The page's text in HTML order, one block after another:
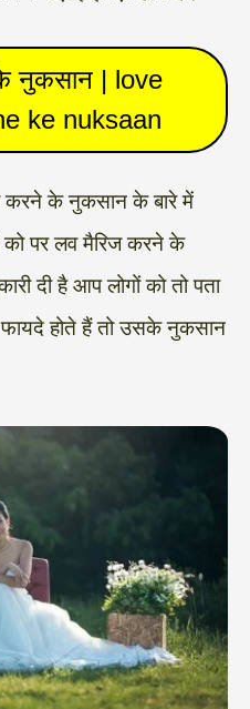
नुकसान | love
ke nuksaan
करने के नुकसान के बारे में
को पर लव मैरिज करने के
दी है आप लोगों को तो पता
फायदे होते हैं तो उसके नुकसान